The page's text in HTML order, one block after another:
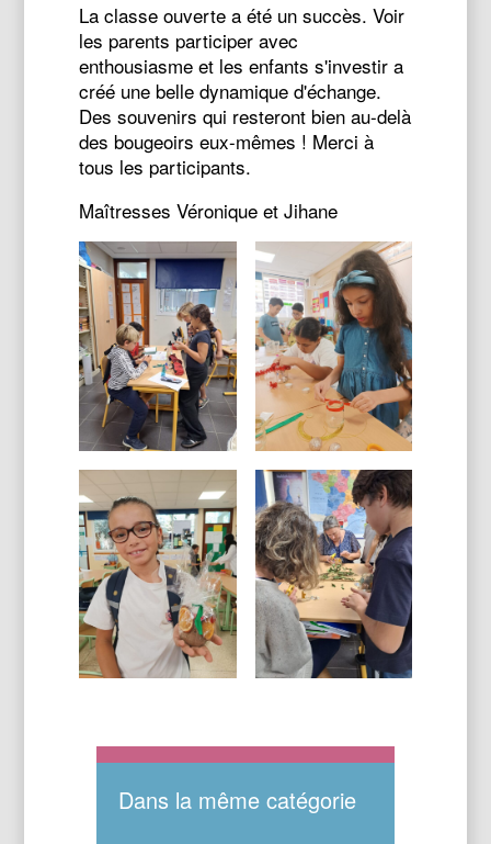
La classe ouverte a été un succès. Voir
les parents participer avec
enthousiasme et les enfants s'investir a
créé une belle dynamique d'échange.
Des souvenirs qui resteront bien au-delà
des bougeoirs eux-mêmes ! Merci à
tous les participants.
Maîtresses Véronique et Jihane
Dans la même catégorie